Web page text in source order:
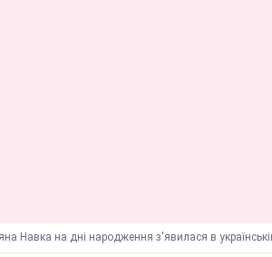
Навка на дні народження з'явилася в